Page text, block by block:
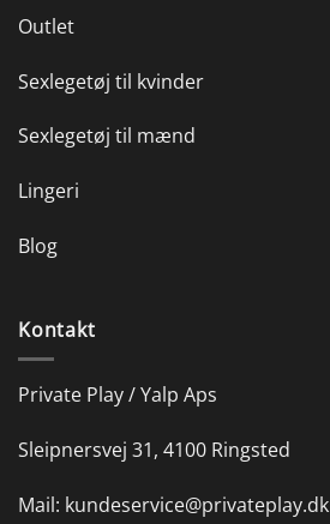
Outlet
Sexlegetøj til kvinder
Sexlegetøj til mænd
Lingeri
Blog
Kontakt
Private Play / Yalp Aps
Sleipnersvej 31, 4100 Ringsted
Mail: kundeservice@privateplay.dk